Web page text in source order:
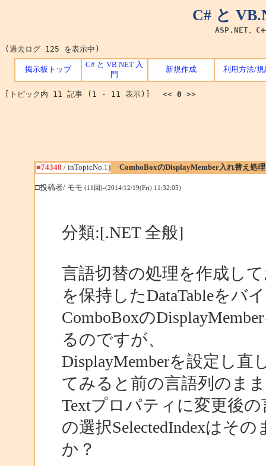
C# と
ASP.NET、
(過去ログ 125 を表示中)
掲示板トップ
C# と VB.NET 入
門
新規作成 利用方法/規
[トピック内 11 記事 (1 - 11 表示)] << 0 >>
■74348 / inTopicNo.1) ComboBoxのDisplayMember入れ替え処理
□投稿者/ モモ (11回)-(2014/12/19(Fri) 11:32:05)
分類:[.NET 全般]
言語切替の処理を作成し
を保持したDataTableをバ
ComboBoxの
るのですが、
DisplayMemberを設定し
てみると前の言語列のま
Textプロパティに変更後
の選択SelectedIndexはそ
か？